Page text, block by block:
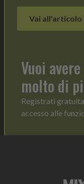
Vai all'articolo
Vuoi
molto di
Registrati
accesso alle